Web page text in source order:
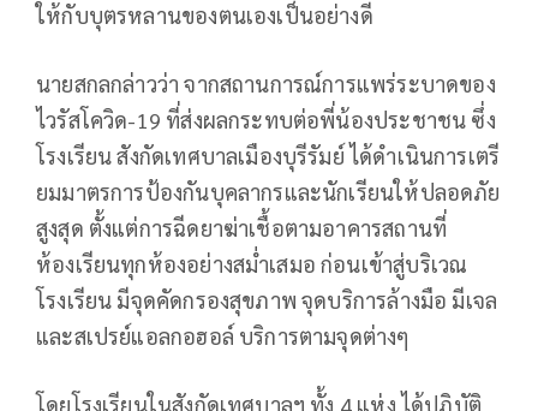
ให้กับบุตรหลานของตนเองเป็นอย่างดี
นายสกลกล่าวว่า จากสถานการณ์การแพร่ระบาดของ
ไวรัสโควิด-19 ที่ส่งผลกระทบต่อพี่น้องประชาชน ซึ่ง
โรงเรียน สังกัดเทศบาลเมืองบุรีรัมย์ ได้ดำเนินการเตรี
ยมมาตรการป้องกันบุคลากรและนักเรียนให้ปลอดภัย
สูงสุด ตั้งแต่การฉีดยาฆ่าเชื้อตามอาคารสถานที่
ห้องเรียนทุกห้องอย่างสม่ำเสมอ ก่อนเข้าสู่บริเวณ
โรงเรียน มีจุดคัดกรองสุขภาพ จุดบริการล้างมือ มีเจล
และสเปรย์แอลกอฮอล์ บริการตามจุดต่างๆ
โดยโรงเรียนในสังกัดเทศบาลฯ ทั้ง 4 แห่ง ได้ปฏิบัติ